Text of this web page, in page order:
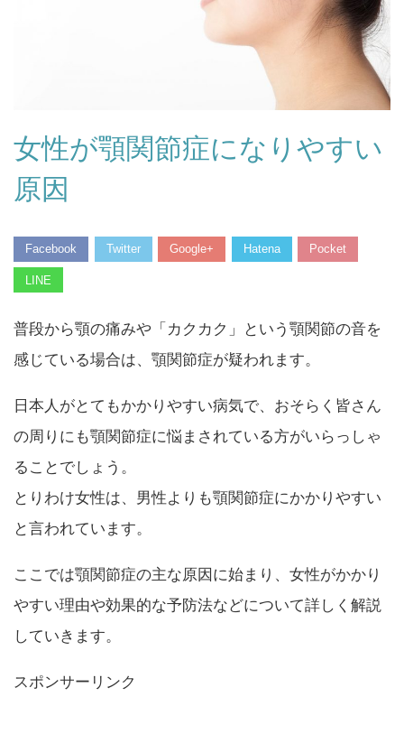
女性が顎関節症になりやすい
原因
Facebook Twitter Google+ Hatena Pocket
LINE
普段から顎の痛みや「カクカク」という顎関節の音を
感じている場合は、顎関節症が疑われます。
日本人がとてもかかりやすい病気で、おそらく皆さん
の周りにも顎関節症に悩まされている方がいらっしゃ
ることでしょう。
とりわけ女性は、男性よりも顎関節症にかかりやすい
と言われています。
ここでは顎関節症の主な原因に始まり、女性がかかり
やすい理由や効果的な予防法などについて詳しく解説
していきます。
スポンサーリンク